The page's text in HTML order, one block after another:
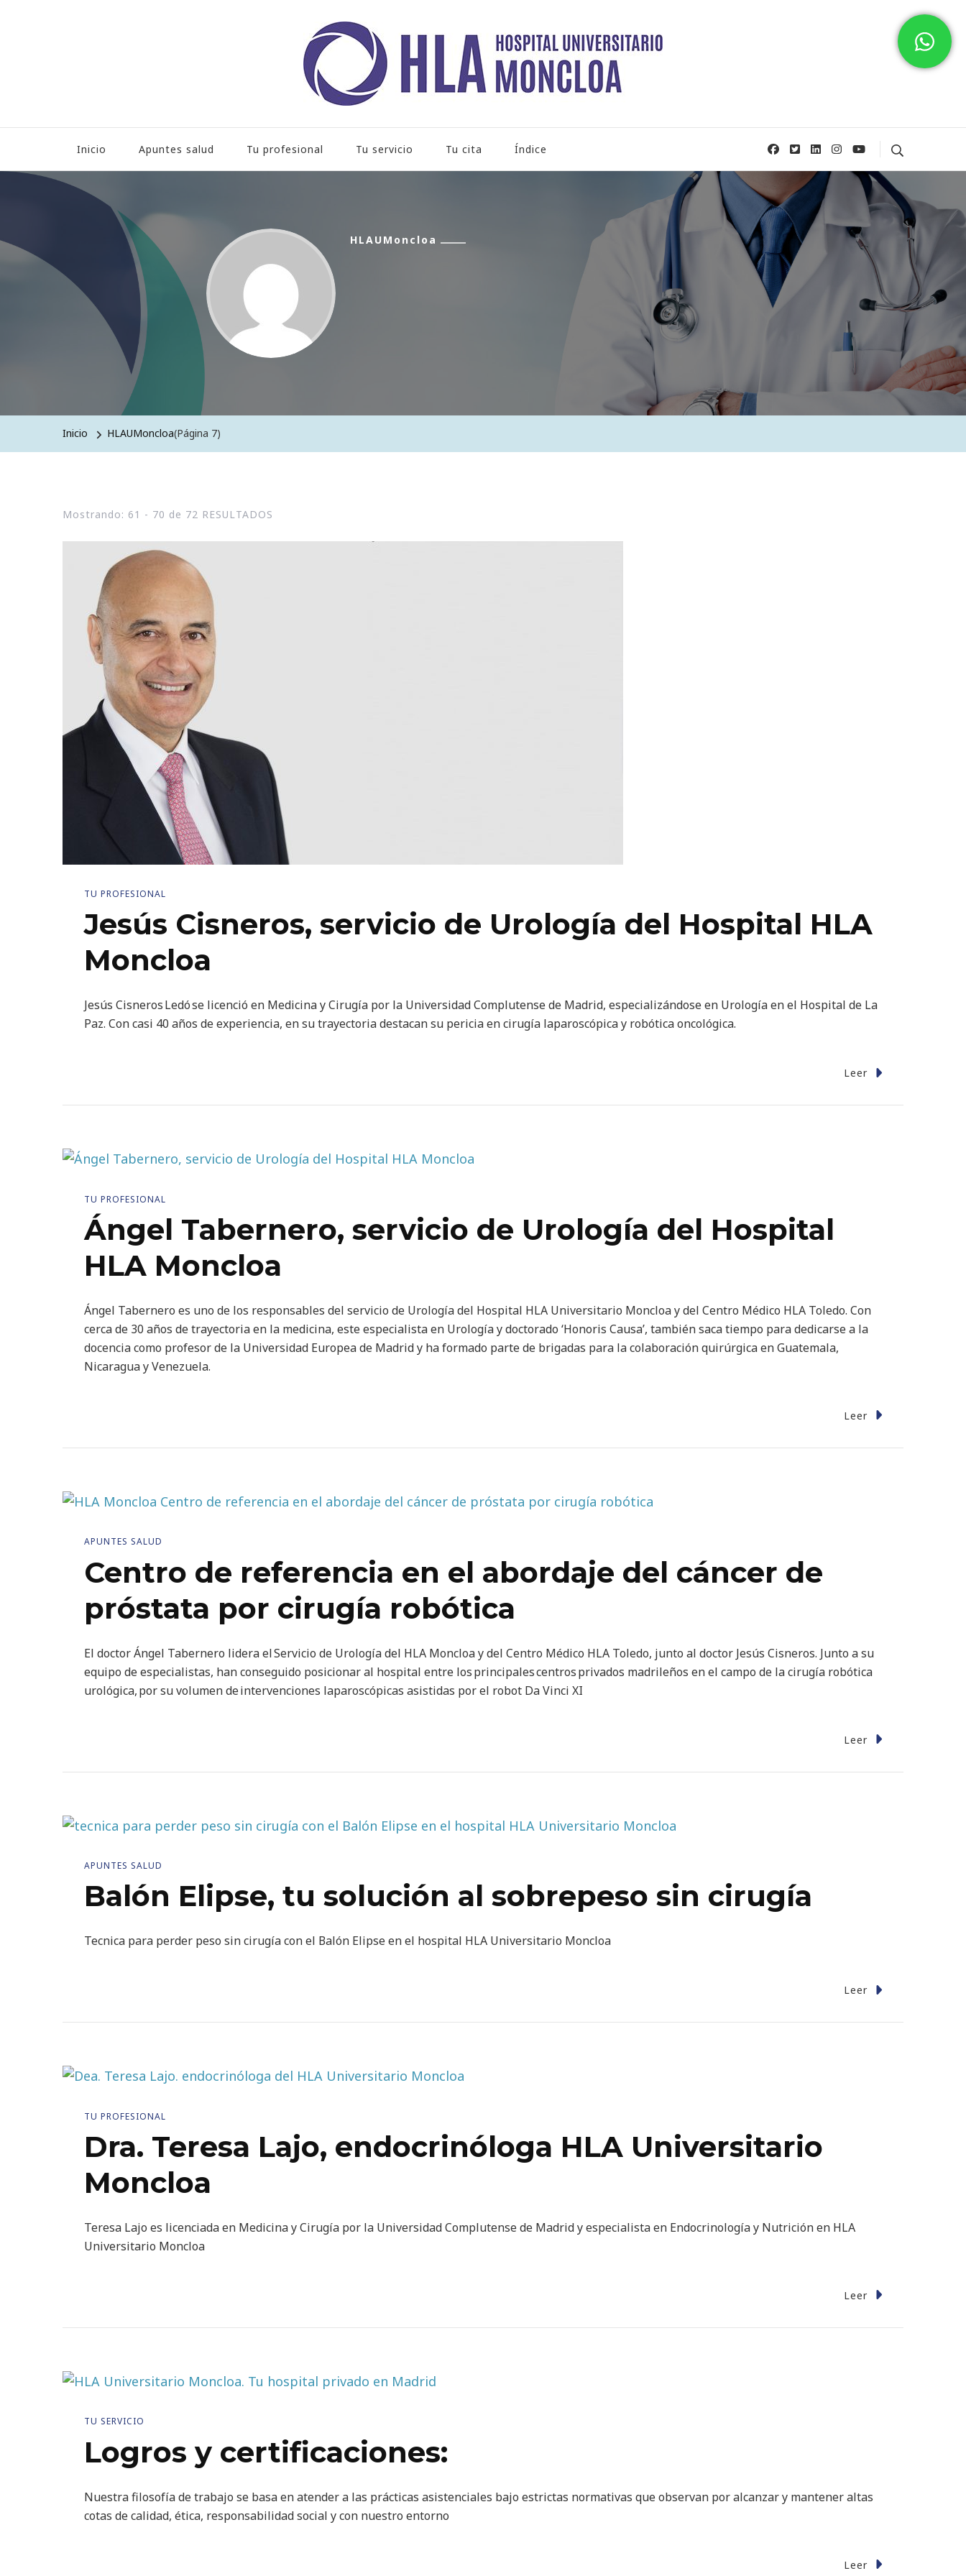
Inicio Apuntes salud Tu profesional Tu servicio Tu cita Índice
HLAUMoncloa
Inicio HLAUMoncloa(Página 7)
Mostrando: 61 - 70 de 72 RESULTADOS
TU PROFESIONAL
Jesús Cisneros, servicio de Urología del Hospital HLA
Moncloa
Jesús Cisneros Ledó se licenció en Medicina y Cirugía por la Universidad Complutense de Madrid, especializándose en Urología en el Hospital de La
Paz. Con casi 40 años de experiencia, en su trayectoria destacan su pericia en cirugía laparoscópica y robótica oncológica.
Leer
TU PROFESIONAL
Ángel Tabernero, servicio de Urología del Hospital
HLA Moncloa
Ángel Tabernero es uno de los responsables del servicio de Urología del Hospital HLA Universitario Moncloa y del Centro Médico HLA Toledo. Con
cerca de 30 años de trayectoria en la medicina, este especialista en Urología y doctorado ‘Honoris Causa’, también saca tiempo para dedicarse a la
docencia como profesor de la Universidad Europea de Madrid y ha formado parte de brigadas para la colaboración quirúrgica en Guatemala,
Nicaragua y Venezuela.
Leer
APUNTES SALUD
Centro de referencia en el abordaje del cáncer de
próstata por cirugía robótica
El doctor Ángel Tabernero lidera el Servicio de Urología del HLA Moncloa y del Centro Médico HLA Toledo, junto al doctor Jesús Cisneros. Junto a su
equipo de especialistas, han conseguido posicionar al hospital entre los principales centros privados madrileños en el campo de la cirugía robótica
urológica, por su volumen de intervenciones laparoscópicas asistidas por el robot Da Vinci XI
Leer
APUNTES SALUD
Balón Elipse, tu solución al sobrepeso sin cirugía
Tecnica para perder peso sin cirugía con el Balón Elipse en el hospital HLA Universitario Moncloa
Leer
TU PROFESIONAL
Dra. Teresa Lajo, endocrinóloga HLA Universitario
Moncloa
Teresa Lajo es licenciada en Medicina y Cirugía por la Universidad Complutense de Madrid y especialista en Endocrinología y Nutrición en HLA
Universitario Moncloa
Leer
TU SERVICIO
Logros y certificaciones:
Nuestra filosofía de trabajo se basa en atender a las prácticas asistenciales bajo estrictas normativas que observan por alcanzar y mantener altas
cotas de calidad, ética, responsabilidad social y con nuestro entorno
Leer